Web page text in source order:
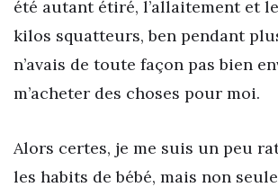
été autant étiré, l’allaitement et
kilos squatteurs, ben pendant
n’avais de toute façon pas bien
m’acheter des choses pour moi.
Alors certes, je me suis un peu
les habits de bébé, mais non